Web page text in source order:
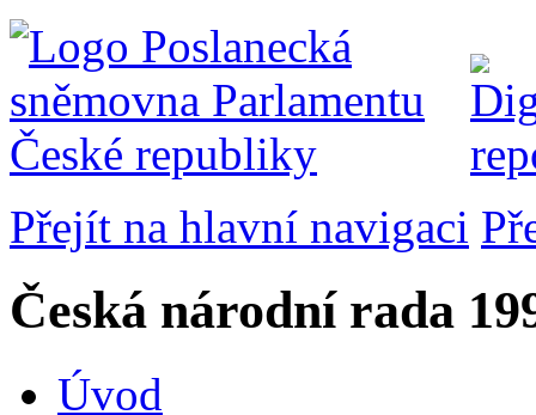
Přejít na hlavní navigaci
Česká národní rada
Úvod